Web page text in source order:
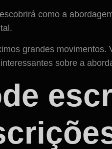
como a
grandes
sobre a